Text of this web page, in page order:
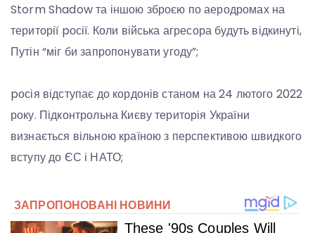
Storm Shadow та іншою зброєю по аеродромах на
території pосії. Коли війська агресора будуть відкинуті,
Путін “міг би запропонувати угоду”;
pосія відступає до кордонів станом на 24 лютого 2022
року. Підконтрольна Києву територія України
визнається вільною країною з перспективою швидкого
вступу до ЄС і НАТО;